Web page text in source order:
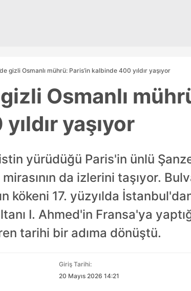
gizli Osmanlı mührü: Paris’in kalbinde 400 yıldır yaşıyor
Osmanlı
yaşıyor
yürüdüğü Paris'in ünlü
da izlerini taşıyor.
kökeni 17. yüzyılda
I. Ahmed'in Fransa'ya
tarihi bir adıma dönüştü.
Giriş Tarihi:
20 Mayıs 2026 14:21